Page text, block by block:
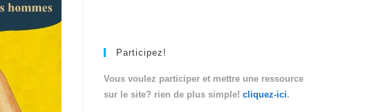
Participez!
Vous voulez participer et mettre une ressource
sur le site? rien de plus simple! cliquez-ici.